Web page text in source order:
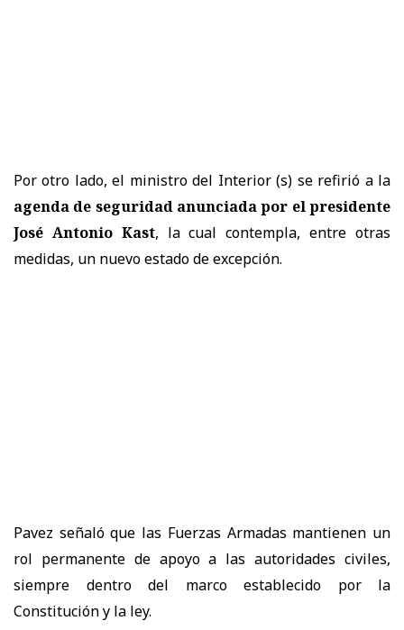
Por otro lado, el ministro del Interior (s) se refirió a la
agenda de seguridad anunciada por el presidente
José Antonio Kast, la cual contempla, entre otras
medidas, un nuevo estado de excepción.
Pavez señaló que las Fuerzas Armadas mantienen un
rol permanente de apoyo a las autoridades civiles,
siempre dentro del marco establecido por la
Constitución y la ley.